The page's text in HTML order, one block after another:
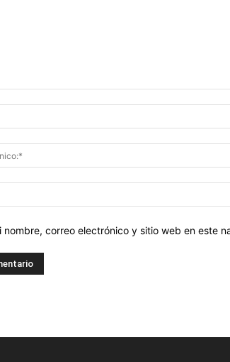
nombre, correo electrónico y sitio web en este